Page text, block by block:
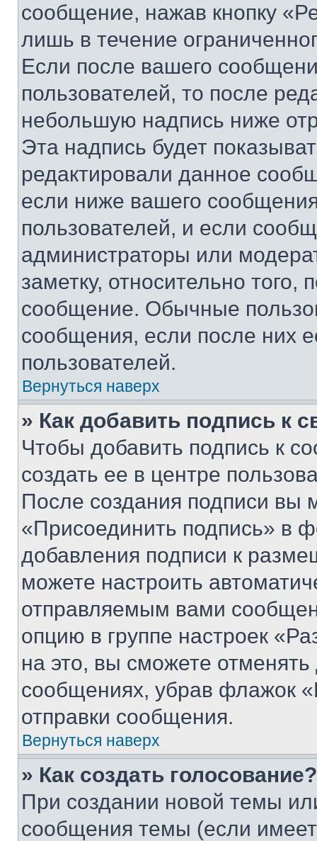
сообщение, нажав кнопку
лишь в течение
Если после вашего
пользователей, то после
небольшую надпись ниже
Эта надпись будет
редактировали данное
если ниже вашего
пользователей, и если
администраторы или
заметку, относительно
сообщение. Обычные
сообщения, если после них
пользователей.
Вернуться наверх
» Как добавить подпись к
Чтобы добавить подпись к
создать ее в центре
После создания подписи вы
«Присоединить подпись» в
добавления подписи к
можете настроить
отправляемым вами
опцию в группе настроек
на это, вы сможете
сообщениях, убрав флажок
отправки сообщения.
Вернуться наверх
» Как создать голосование?
При создании новой темы
сообщения темы (если